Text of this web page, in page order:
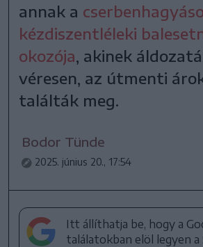
annak a
kézdiszentléleki
okozója, akinek
véresen, az útmenti
találták meg.
Bodor Tünde
2025. június 20., 17:54
Itt állíthatja be, hogy a
találatokban elöl legyen a